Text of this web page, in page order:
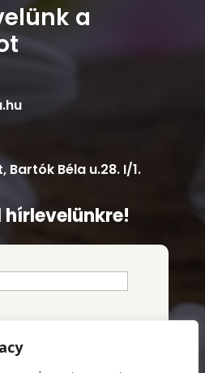
a
Bartók Béla u.28. I/1.